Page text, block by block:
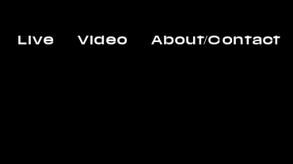
Live Video About/Contact